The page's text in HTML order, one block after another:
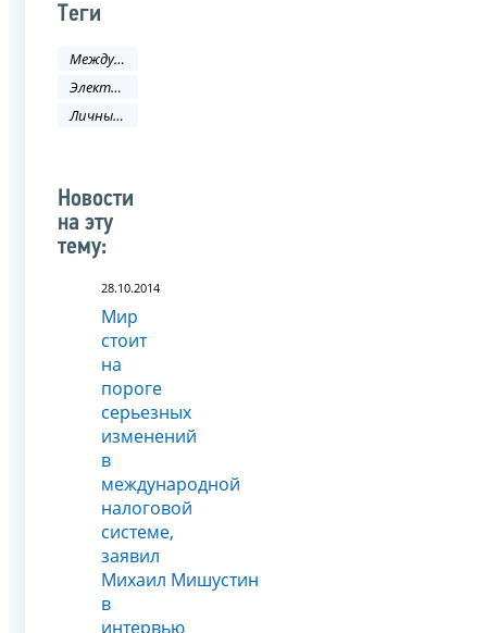
Теги
Международное сотрудничество
Электронные услуги
Личный кабинет
Новости
на эту
тему:
28.10.2014
Мир
стоит
на
пороге
серьезных
изменений
в
международной
налоговой
системе,
заявил
Михаил Мишустин
в
интервью